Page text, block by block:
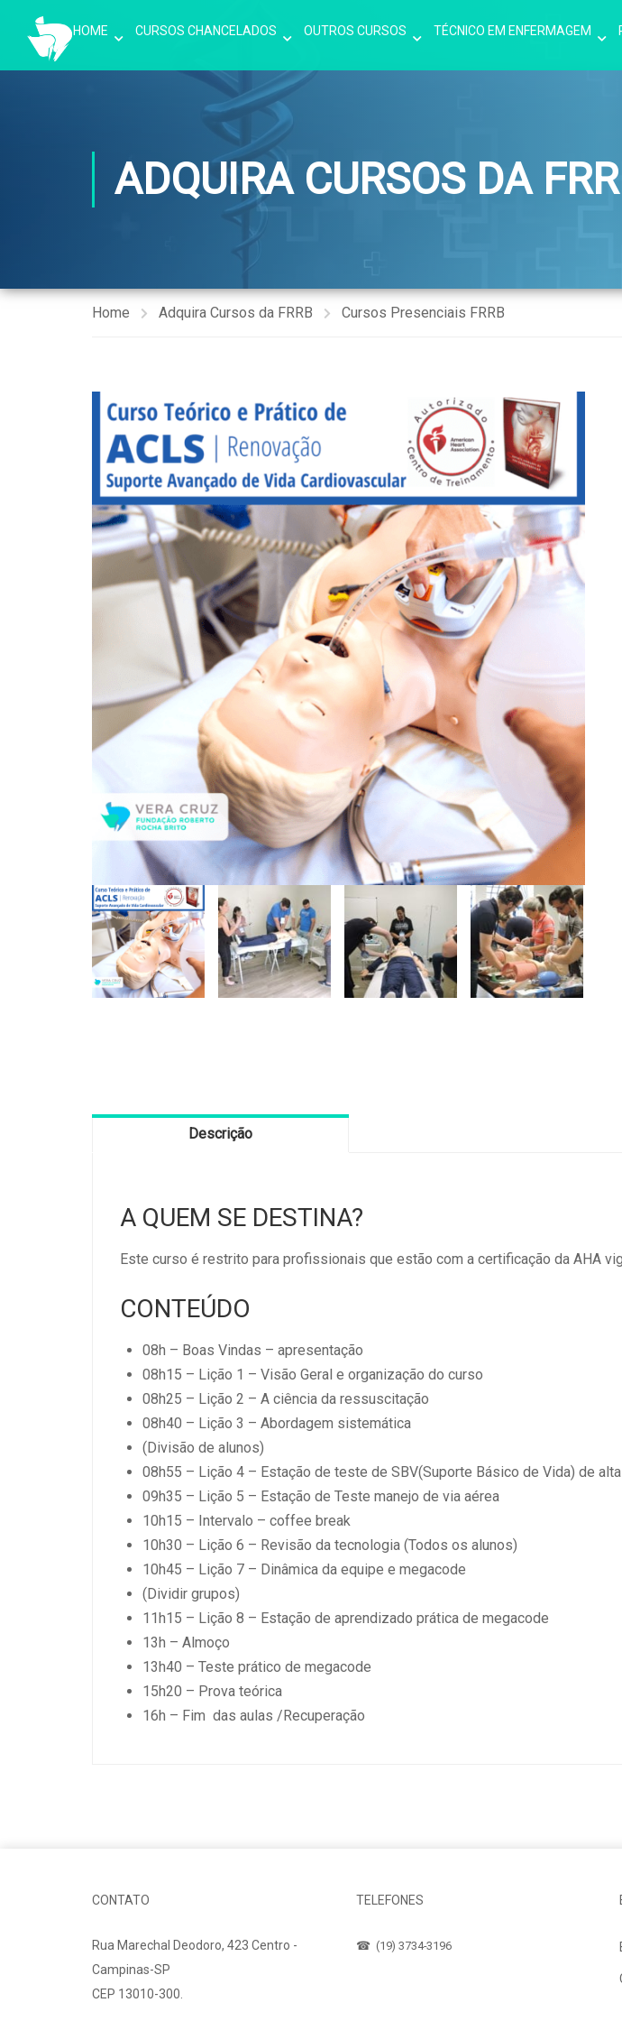
HOME CURSOS CHANCELADOS OUTROS CURSOS TÉCNICO EM ENFERMAGEM
ADQUIRA CURSOS DA
Home Adquira Cursos da FRRB Cursos Presenciais FRRB
Descrição
A QUEM SE DESTINA?
Este curso é restrito para profissionais que estão com a certificação da AHA
CONTEÚDO
08h – Boas Vindas – apresentação
08h15 – Lição 1 – Visão Geral e organização do curso
08h25 – Lição 2 – A ciência da ressuscitação
08h40 – Lição 3 – Abordagem sistemática
(Divisão de alunos)
08h55 – Lição 4 – Estação de teste de SBV(Suporte Básico de Vida) de
09h35 – Lição 5 – Estação de Teste manejo de via aérea
10h15 – Intervalo – coffee break
10h30 – Lição 6 – Revisão da tecnologia (Todos os alunos)
10h45 – Lição 7 – Dinâmica da equipe e megacode
(Dividir grupos)
11h15 – Lição 8 – Estação de aprendizado prática de megacode
13h – Almoço
13h40 – Teste prático de megacode
15h20 – Prova teórica
16h – Fim das aulas /Recuperação
CONTATO
Rua Marechal Deodoro, 423 Centro -
Campinas-SP
CEP 13010-300.
TELEFONES
☎ (19) 3734-3196